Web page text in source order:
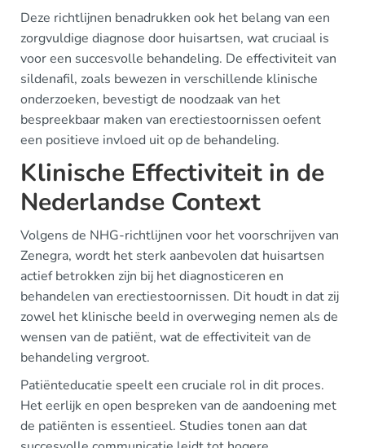
Deze richtlijnen benadrukken ook het belang van een
zorgvuldige diagnose door huisartsen, wat cruciaal is
voor een succesvolle behandeling. De effectiviteit van
sildenafil, zoals bewezen in verschillende klinische
onderzoeken, bevestigt de noodzaak van het
bespreekbaar maken van erectiestoornissen oefent
een positieve invloed uit op de behandeling.
Klinische Effectiviteit in de
Nederlandse Context
Volgens de NHG-richtlijnen voor het voorschrijven van
Zenegra, wordt het sterk aanbevolen dat huisartsen
actief betrokken zijn bij het diagnosticeren en
behandelen van erectiestoornissen. Dit houdt in dat zij
zowel het klinische beeld in overweging nemen als de
wensen van de patiënt, wat de effectiviteit van de
behandeling vergroot.
Patiënteducatie speelt een cruciale rol in dit proces.
Het eerlijk en open bespreken van de aandoening met
de patiënten is essentieel. Studies tonen aan dat